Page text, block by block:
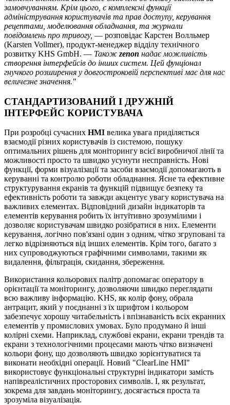
замовчуванням. Крім цього, є комплексні функції
адміністрування користувачів та прав доступу, керування
рецептами, моделювання обладнання, та журнали
повідомлень про тривогу, — розповідає Карстен Волльмер
(Karsten Vollmer), продукт-менеджер відділу технічного
розвитку KHS GmbH. — Також zenon надає можливість
створення інтерфейсів до інших систем. Цей фунціонал
гнучкого розширення у довгостроковій перспективі має для нас
величезне значення."
СТАНДАРТИЗОВАНИЙ І ДРУЖНІЙ
ІНТЕРФЕЙС КОРИСТУВАЧА
При розробці сучасних HMI велика увага приділяється
взаємодії різних користувачів із системою, пошуку
оптимальних рішень для моніторингу всієї виробничої лінії та
можливості просто та швидко усунути несправність. Нові
функції, форми візуалізації та засоби взаємодії допомагають в
керуванні та контролю роботи обладнання. Ясне та ефективне
структурування екранів та функцій підвищує безпеку та
ефективність роботи та завжди акцентує увагу користувача на
важливих елементах. Відповідний дизайн індикаторів та
елементів керування робить їх інтуїтивно зрозумілими і
дозволяє користувачам швидко розібратися в них. Елементи
керування, логічно пов'язані один з одним, чітко згруповані та
легко відрізняються від інших елементів. Крім того, багато з
них супроводжуються графічними символами, такими як
видалення, фільтрація, скидання, збереження.
Використання кольорових палітр допомагає оператору в
орієнтації та моніторингу, дозволяючи швидко переглядати
всю важливу інформацію. KHS, як колір фону, обрала
антрацит, який у поєднанні з їх шрифтом і кольором
забезпечує хорошу читабельність і впізнаваність всіх екранних
елементів у промислових умовах. Було продумано й інші
колірні схеми. Наприклад, службові екрани, екрани трендів та
екрани з технологічними процесами мають чітко визначені
кольори фону, що дозволяють швидко зорієнтуватися та
виконати необхідні операції. Новий "ClearLine HMI"
використовує функціональні структурні індикатори замість
напівреалістичних просторових символів. І, як результат,
зокрема для завдань моніторингу, досягається проста та
зрозуміла візуалізація.